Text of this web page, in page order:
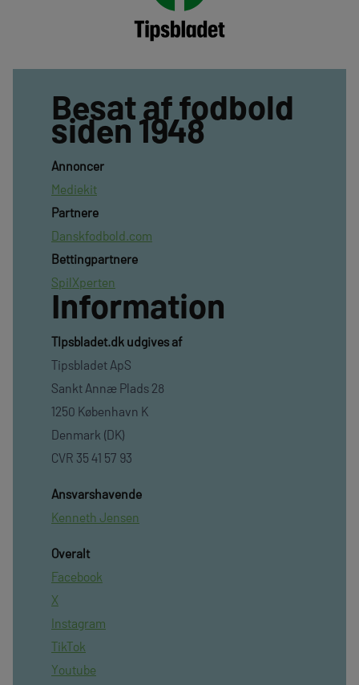
Besat af fodbold
siden 1948
Annoncer
Mediekit
Partnere
Danskfodbold.com
Bettingpartnere
SpilXperten
Information
TIpsbladet.dk udgives af
Tipsbladet ApS
Sankt Annæ Plads 28
1250 København K
Denmark (DK)
CVR 35 41 57 93
Ansvarshavende
Kenneth Jensen
Overalt
Facebook
X
Instagram
TikTok
Youtube